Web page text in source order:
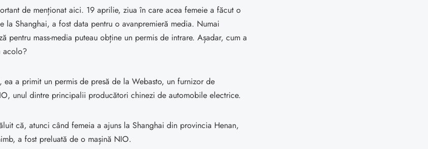
de menționat aici. 19 aprilie, ziua în care acea femeie a făcut o
la Shanghai, a fost data pentru o avanpremieră media. Numai
pentru mass-media puteau obține un permis de intrare. Așadar, cum a
acolo?
a primit un permis de presă de la Webasto, un furnizor de
unul dintre principalii producători chinezi de automobile electrice.
că, atunci când femeia a ajuns la Shanghai din provincia Henan,
a fost preluată de o mașină NIO.